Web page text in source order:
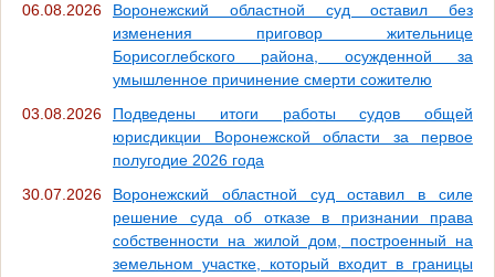
06.08.2026
Воронежский областной суд оставил без
изменения приговор жительнице
Борисоглебского района, осужденной за
умышленное причинение смерти сожителю
03.08.2026
Подведены итоги работы судов общей
юрисдикции Воронежской области за первое
полугодие 2026 года
30.07.2026
Воронежский областной суд оставил в силе
решение суда об отказе в признании права
собственности на жилой дом, построенный на
земельном участке, который входит в границы